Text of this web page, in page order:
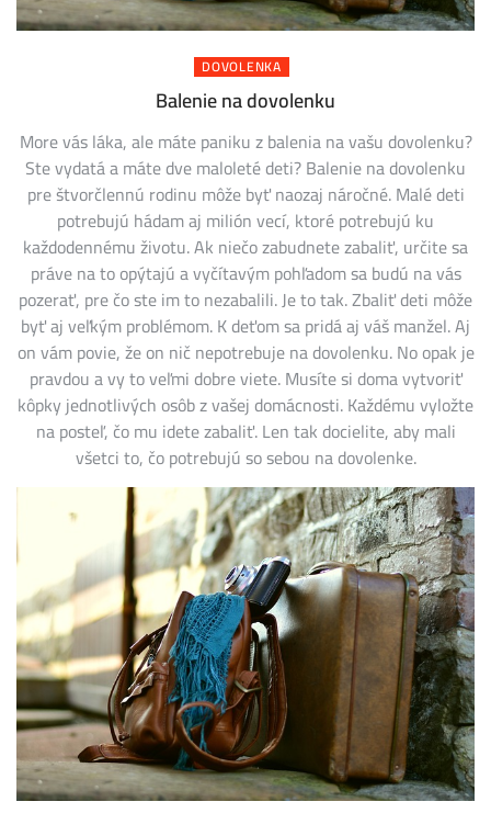
DOVOLENKA
Balenie na dovolenku
More vás láka, ale máte paniku z balenia na vašu dovolenku?
Ste vydatá a máte dve maloleté deti? Balenie na dovolenku
pre štvorčlennú rodinu môže byť naozaj náročné. Malé deti
potrebujú hádam aj milión vecí, ktoré potrebujú ku
každodennému životu. Ak niečo zabudnete zabaliť, určite sa
práve na to opýtajú a vyčítavým pohľadom sa budú na vás
pozerať, pre čo ste im to nezabalili. Je to tak. Zbaliť deti môže
byť aj veľkým problémom. K deťom sa pridá aj váš manžel. Aj
on vám povie, že on nič nepotrebuje na dovolenku. No opak je
pravdou a vy to veľmi dobre viete. Musíte si doma vytvoriť
kôpky jednotlivých osôb z vašej domácnosti. Každému vyložte
na posteľ, čo mu idete zabaliť. Len tak docielite, aby mali
všetci to, čo potrebujú so sebou na dovolenke.